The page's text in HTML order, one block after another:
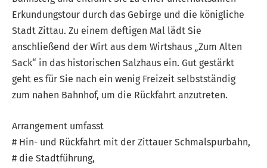
Erkundungstour durch das Gebirge und die königliche
Stadt Zittau. Zu einem deftigen Mal lädt Sie
anschließend der Wirt aus dem Wirtshaus „Zum Alten
Sack“ in das historischen Salzhaus ein. Gut gestärkt
geht es für Sie nach ein wenig Freizeit selbstständig
zum nahen Bahnhof, um die Rückfahrt anzutreten.
Arrangement umfasst
# Hin- und Rückfahrt mit der Zittauer Schmalspurbahn,
# die Stadtführung,